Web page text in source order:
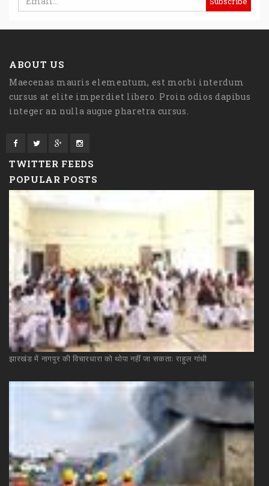
ABOUT US
Maecenas mauris elementum, est morbi interdum
cursus at elite imperdiet libero. Proin odios dapibus
integer an nulla augue pharetra cursus.
TWITTER FEEDS
POPULAR POSTS
झारखंड में नागपुर की विचारधारा को थोपा नहीं जा सकताः राहुल गांधी